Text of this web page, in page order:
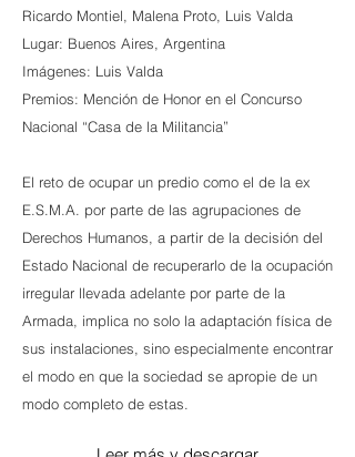
Ricardo Montiel, Malena Proto, Luis Valda
Lugar: Buenos Aires, Argentina
Imágenes: Luis Valda
Premios: Mención de Honor en el Concurso
Nacional “Casa de la Militancia”
El reto de ocupar un predio como el de la ex
E.S.M.A. por parte de las agrupaciones de
Derechos Humanos, a partir de la decisión del
Estado Nacional de recuperarlo de la ocupación
irregular llevada adelante por parte de la
Armada, implica no solo la adaptación física de
sus instalaciones, sino especialmente encontrar
el modo en que la sociedad se apropie de un
modo completo de estas.